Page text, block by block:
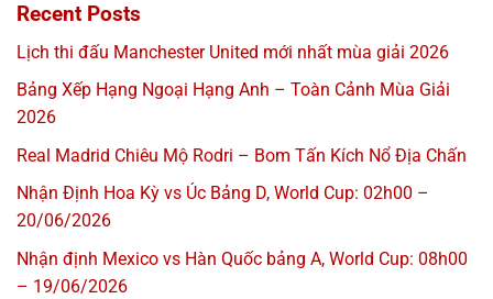
Recent Posts
Lịch thi đấu Manchester United mới nhất mùa giải 2026
Bảng Xếp Hạng Ngoại Hạng Anh – Toàn Cảnh Mùa Giải
2026
Real Madrid Chiêu Mộ Rodri – Bom Tấn Kích Nổ Địa Chấn
Nhận Định Hoa Kỳ vs Úc Bảng D, World Cup: 02h00 –
20/06/2026
Nhận định Mexico vs Hàn Quốc bảng A, World Cup: 08h00
– 19/06/2026